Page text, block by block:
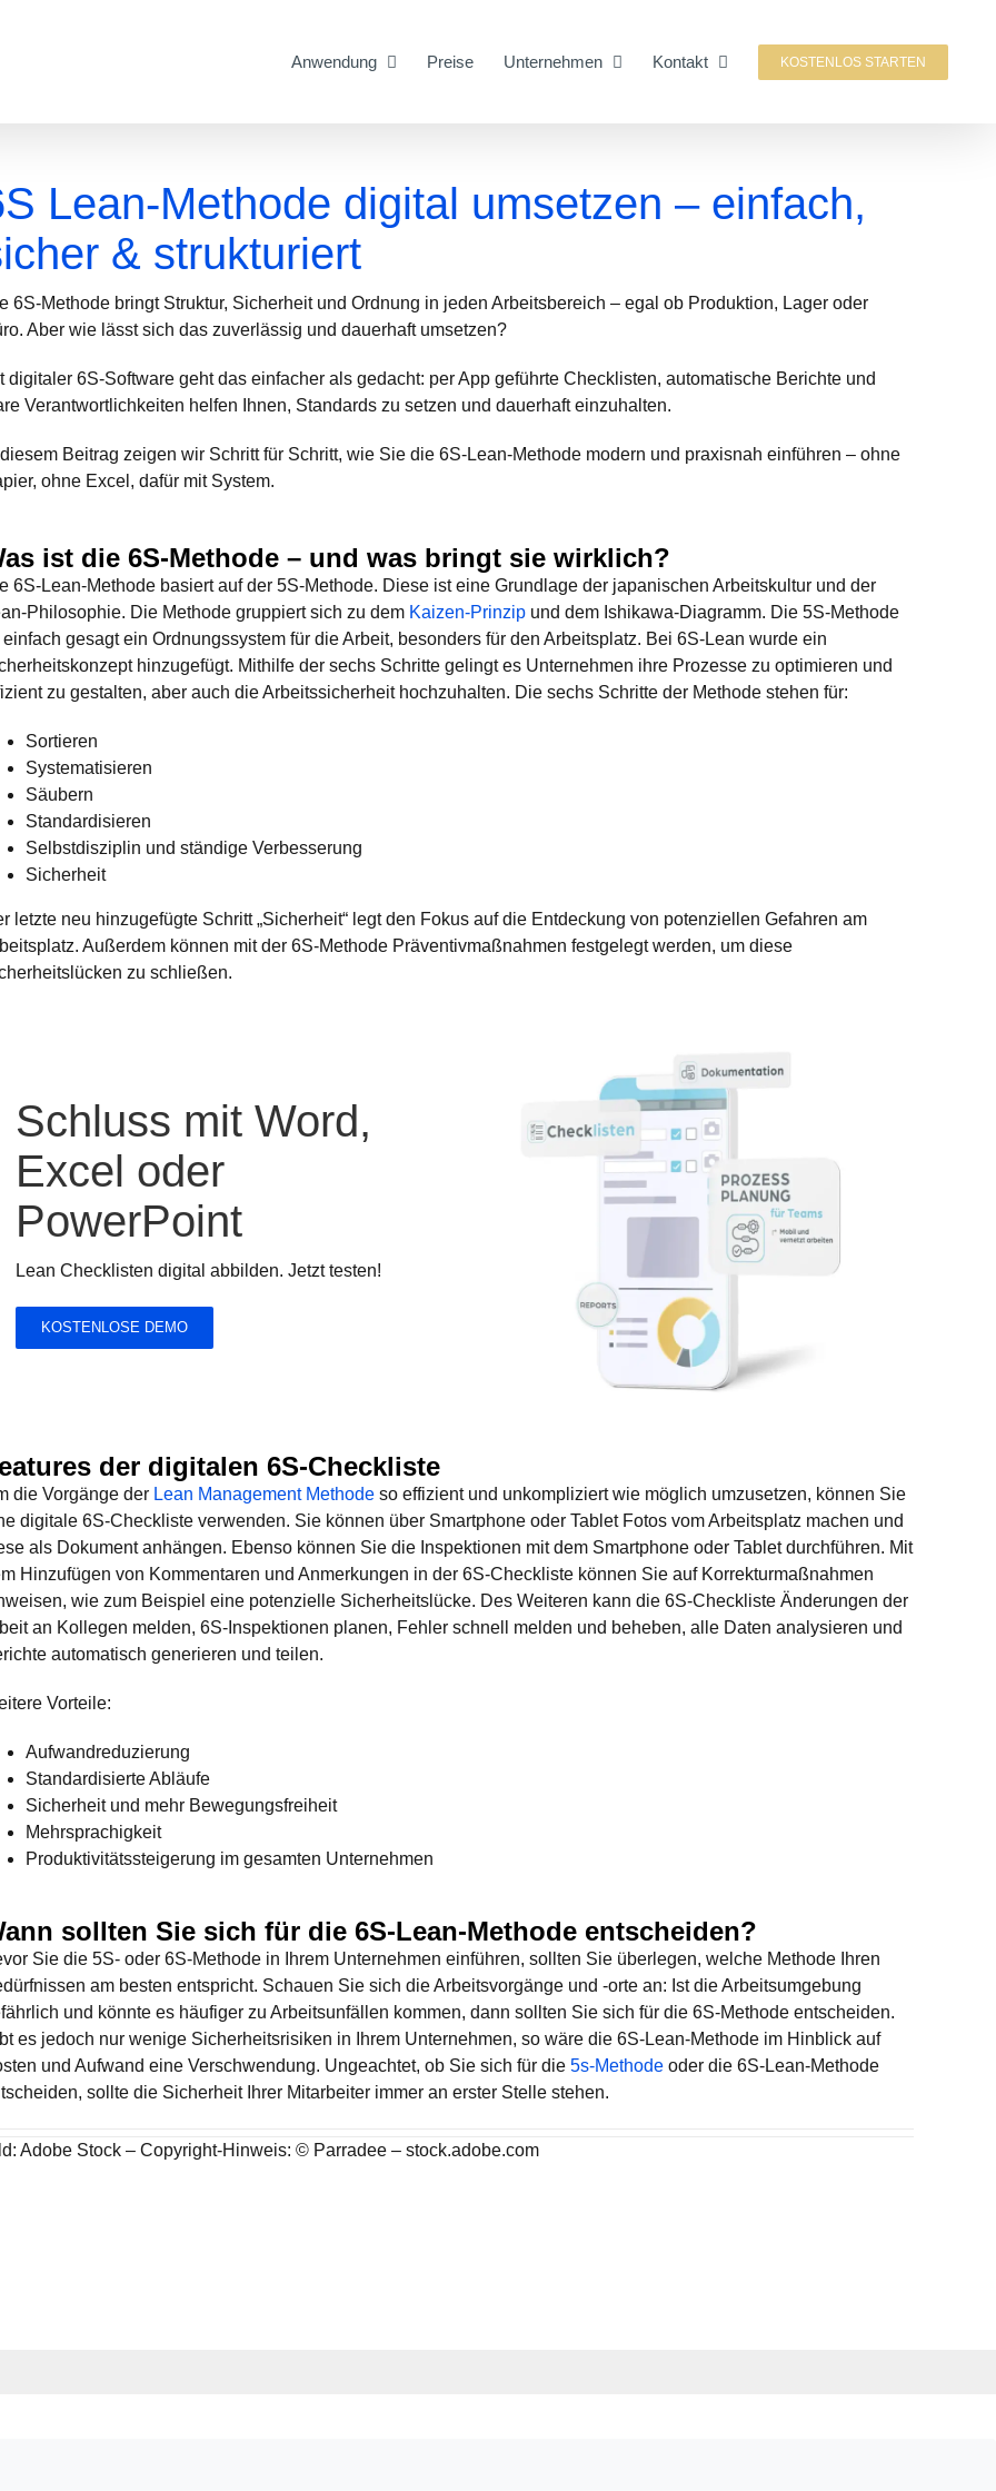
Anwendung Preise Unternehmen Kontakt KOSTENLOS STARTEN
Lean-Methode digital umsetzen – einfach,
& strukturiert
6S-Methode bringt Struktur, Sicherheit und Ordnung in jeden Arbeitsbereich – egal ob Produktion, Lager oder
Aber wie lässt sich das zuverlässig und dauerhaft umsetzen?
digitaler 6S-Software geht das einfacher als gedacht: per App geführte Checklisten, automatische Berichte und
Verantwortlichkeiten helfen Ihnen, Standards zu setzen und dauerhaft einzuhalten.
Beitrag zeigen wir Schritt für Schritt, wie Sie die 6S-Lean-Methode modern und praxisnah einführen – ohne
ohne Excel, dafür mit System.
ist die 6S-Methode – und was bringt sie wirklich?
6S-Lean-Methode basiert auf der 5S-Methode. Diese ist eine Grundlage der japanischen Arbeitskultur und der
Philosophie. Die Methode gruppiert sich zu dem Kaizen-Prinzip und dem Ishikawa-Diagramm. Die 5S-Methode
gesagt ein Ordnungssystem für die Arbeit, besonders für den Arbeitsplatz. Bei 6S-Lean wurde ein
hinzugefügt. Mithilfe der sechs Schritte gelingt es Unternehmen ihre Prozesse zu optimieren und
zu gestalten, aber auch die Arbeitssicherheit hochzuhalten. Die sechs Schritte der Methode stehen für:
Sortieren
Systematisieren
Säubern
Standardisieren
Selbstdisziplin und ständige Verbesserung
Sicherheit
letzte neu hinzugefügte Schritt „Sicherheit“ legt den Fokus auf die Entdeckung von potenziellen Gefahren am
Außerdem können mit der 6S-Methode Präventivmaßnahmen festgelegt werden, um diese
zu schließen.
Schluss mit Word,
Excel oder
PowerPoint
Lean Checklisten digital abbilden. Jetzt testen!
KOSTENLOSE DEMO
der digitalen 6S-Checkliste
die Vorgänge der Lean Management Methodeso effizient und unkompliziert wie möglich umzusetzen, können Sie
digitale 6S-Checkliste verwenden. Sie können über Smartphone oder Tablet Fotos vom Arbeitsplatz machen und
als Dokument anhängen. Ebenso können Sie die Inspektionen mit dem Smartphone oder Tablet durchführen. Mit
Hinzufügen von Kommentaren und Anmerkungen in der 6S-Checkliste können Sie auf Korrekturmaßnahmen
wie zum Beispiel eine potenzielle Sicherheitslücke. Des Weiteren kann die 6S-Checkliste Änderungen der
an Kollegen melden, 6S-Inspektionen planen, Fehler schnell melden und beheben, alle Daten analysieren und
automatisch generieren und teilen.
Vorteile:
Aufwandreduzierung
Standardisierte Abläufe
Sicherheit und mehr Bewegungsfreiheit
Mehrsprachigkeit
Produktivitätssteigerung im gesamten Unternehmen
sollten Sie sich für die 6S-Lean-Methode entscheiden?
Sie die 5S- oder 6S-Methode in Ihrem Unternehmen einführen, sollten Sie überlegen, welche Methode Ihren
am besten entspricht. Schauen Sie sich die Arbeitsvorgänge und -orte an: Ist die Arbeitsumgebung
und könnte es häufiger zu Arbeitsunfällen kommen, dann sollten Sie sich für die 6S-Methode entscheiden.
es jedoch nur wenige Sicherheitsrisiken in Ihrem Unternehmen, so wäre die 6S-Lean-Methode im Hinblick auf
und Aufwand eine Verschwendung. Ungeachtet, ob Sie sich für die 5s-Methodeoder die 6S-Lean-Methode
sollte die Sicherheit Ihrer Mitarbeiter immer an erster Stelle stehen.
Adobe Stock – Copyright-Hinweis: © Parradee – stock.adobe.com